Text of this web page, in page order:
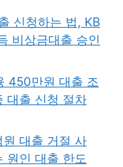
신청하는 법, KB
비상금대출 승인
450만원 대출 조
대출 신청 절차
대출 거절 사
원인 대출 한도